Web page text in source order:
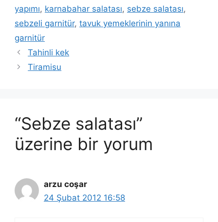
yapımı, karnabahar salatası, sebze salatası,
sebzeli garnitür, tavuk yemeklerinin yanına
garnitür
Tahinli kek
Tiramisu
“Sebze salatası”
üzerine bir yorum
arzu coşar
24 Şubat 2012 16:58